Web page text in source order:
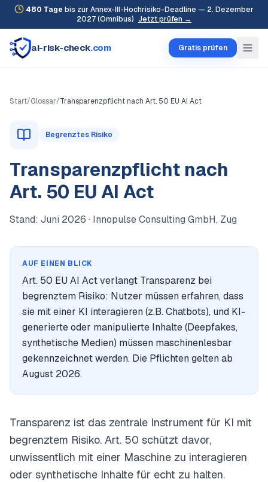
480 Tage bis zur Annex-III-Hochrisiko-Deadline — 2. Dezember
2027 (Omnibus) Jetzt prüfen →
ai-risk-check.com Gratis prüfen
Start/Glossar/Transparenzpflicht nach Art. 50 EU AI Act
Begrenztes Risiko
Transparenzpflicht nach
Art. 50 EU AI Act
Stand: Juni 2026 · Innopulse Consulting GmbH, Zug
AUF EINEN BLICK
Art. 50 EU AI Act verlangt Transparenz bei
begrenztem Risiko: Nutzer müssen erfahren, dass
sie mit einer KI interagieren (z.B. Chatbots), und KI-
generierte oder manipulierte Inhalte (Deepfakes,
synthetische Medien) müssen maschinenlesbar
gekennzeichnet werden. Die Pflichten gelten ab
August 2026.
Transparenz ist das zentrale Instrument für KI mit
begrenztem Risiko. Art. 50 schützt davor,
unwissentlich mit einer Maschine zu interagieren
oder synthetische Inhalte für echt zu halten.